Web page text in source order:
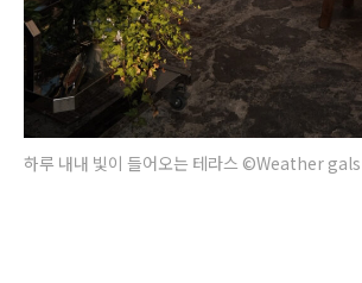
하루 내내 빛이 들어오는 테라스 ©Weather gals